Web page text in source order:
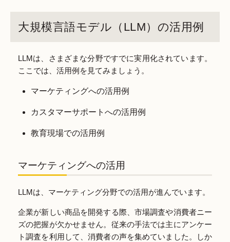
大規模言語モデル（LLM）の活用例
LLMは、さまざまな分野ですでに実用化されています。
ここでは、活用例を見てみましょう。
マーケティングへの活用例
カスタマーサポートへの活用例
教育現場での活用例
マーケティングへの活用
LLMは、マーケティング分野での活用が進んでいます。
企業が新しい商品を開発する際、市場調査や消費者ニー
ズの把握が欠かせません。従来の手法では主にアンケー
ト調査を利用して、消費者の声を集めていました。しか